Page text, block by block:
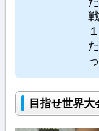
目指せ世界